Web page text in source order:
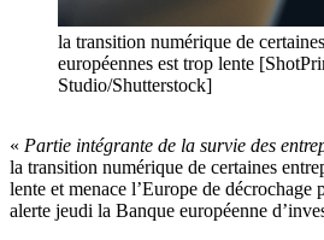
la transition numérique de
européennes est trop lente
Studio/Shutterstock]
« Partie intégrante de la survie des
la transition numérique de certaines
lente et menace l’Europe de décrochage
alerte jeudi la Banque européenne